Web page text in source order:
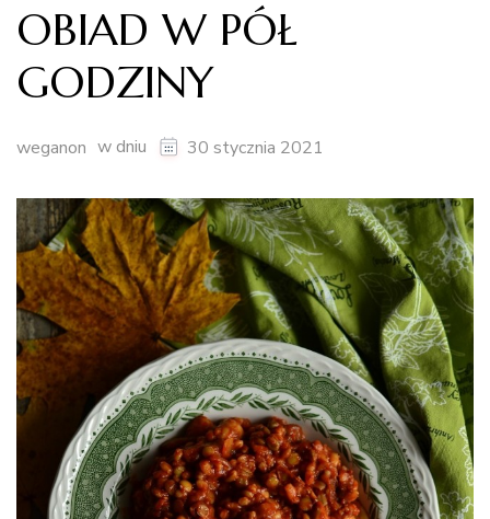
OBIAD W PÓŁ
GODZINY
weganon w dniu 30 stycznia 2021